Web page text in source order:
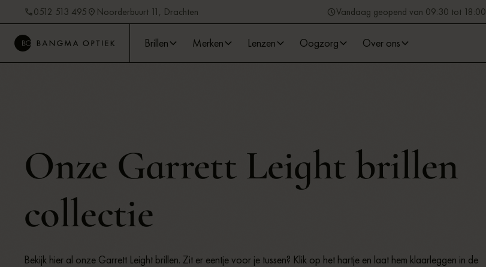
0512 513 495 Noorderbuurt 11, Drachten Vandaag geopend van 09:30 tot 18:00
Brillen Merken Lenzen Oogzorg Over ons
Onze Garrett Leight brillen
collectie
Bekijk hier al onze Garrett Leight brillen. Zit er eentje voor je tussen? Klik op het hartje en laat hem klaarleggen in de